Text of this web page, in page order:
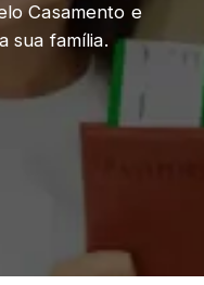
Casamento e
sua família.